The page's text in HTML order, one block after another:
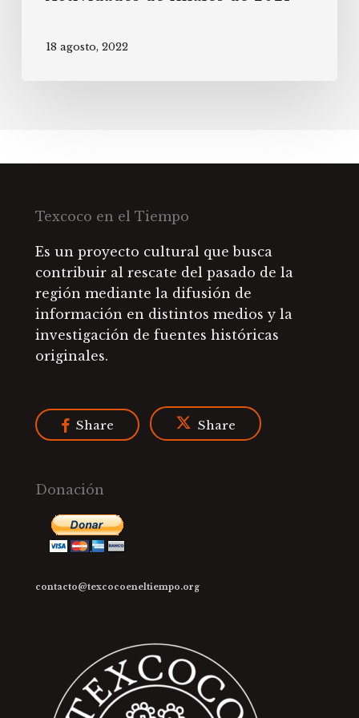
18 agosto, 2022
Texcoco en el Tiempo
Es un proyecto cultural que busca
contribuir al rescate del pasado de la
región mediante la difusión de
información en distintos medios y la
investigación de fuentes históricas
originales.
Share Share
Donación
contacto@texcocoeneltiempo.org